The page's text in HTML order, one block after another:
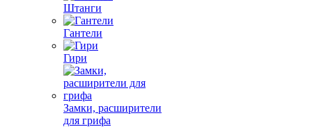
Штанги
Гантели
Гири
Замки, расширители
для грифа